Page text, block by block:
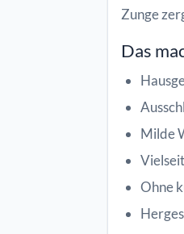
Zunge
Das
Milde
Ohne